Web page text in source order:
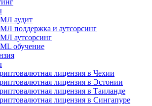
аудит
поддержка и аутсорсинг
аутсорсинг
обучение
лицензия в Чехии
лицензия в Эстонии
лицензия в Таиланде
лицензия в Сингапуре